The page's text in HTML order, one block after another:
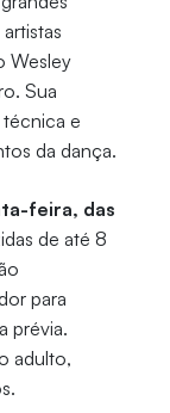
Wesley
Sua
técnica e
da dança.
feira, das
de até 8
para
prévia.
adulto,